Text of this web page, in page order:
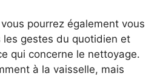
pourrez également vous
les gestes du quotidien et
qui concerne le nettoyage.
à la vaisselle, mais